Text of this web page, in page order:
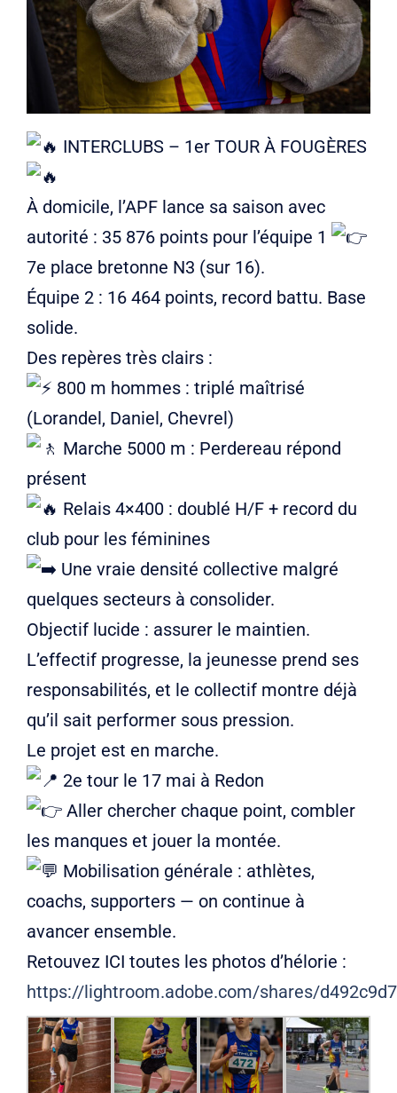
INTERCLUBS – 1er TOUR À FOUGÈRES
À domicile, l’APF lance sa saison avec
autorité : 35 876 points pour l’équipe 1
7e place bretonne N3 (sur 16).
Équipe 2 : 16 464 points, record battu. Base
solide.
Des repères très clairs :
800 m hommes : triplé maîtrisé
(Lorandel, Daniel, Chevrel)
Marche 5000 m : Perdereau répond
présent
Relais 4×400 : doublé H/F + record du
club pour les féminines
Une vraie densité collective malgré
quelques secteurs à consolider.
Objectif lucide : assurer le maintien.
L’effectif progresse, la jeunesse prend ses
responsabilités, et le collectif montre déjà
qu’il sait performer sous pression.
Le projet est en marche.
2e tour le 17 mai à Redon
Aller chercher chaque point, combler
les manques et jouer la montée.
Mobilisation générale : athlètes,
coachs, supporters — on continue à
avancer ensemble.
Retouvez ICI toutes les photos d’hélorie :
https://lightroom.adobe.com/shares/